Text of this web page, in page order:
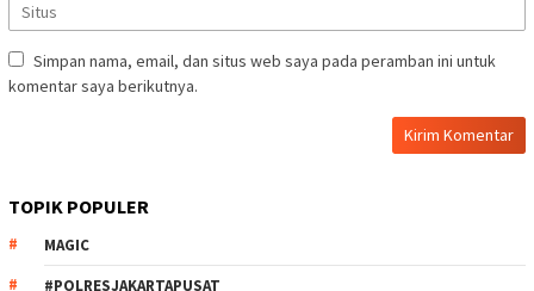
Simpan nama, email, dan situs web saya pada peramban ini untuk
komentar saya berikutnya.
TOPIK POPULER
MAGIC
#POLRESJAKARTAPUSAT